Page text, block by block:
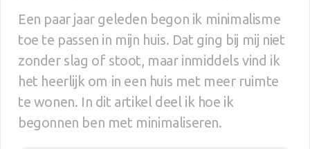
Een paar jaar geleden begon ik minimalisme
toe te passen in mijn huis. Dat ging bij mij niet
zonder slag of stoot, maar inmiddels vind ik
het heerlijk om in een huis met meer ruimte
te wonen. In dit artikel deel ik hoe ik
begonnen ben met minimaliseren.